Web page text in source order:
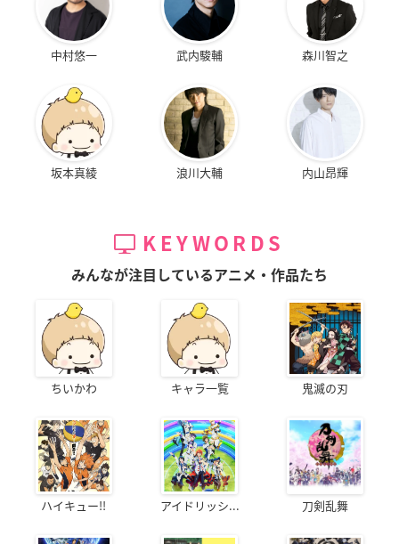
中村悠一 武内駿輔 森川智之
坂本真綾 浪川大輔 内山昂輝
KEYWORDS
みんなが注目しているアニメ・作品たち
ちいかわ キャラ一覧 鬼滅の刃
ハイキュー!! アイドリッシ... 刀剣乱舞